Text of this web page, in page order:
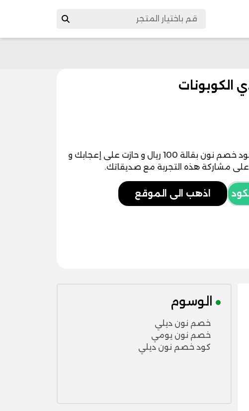
إذا قمت بإجراء تجربة الشراء بواسطة كود خصم نون بقالة 100 ريال و حازت على إعجابك و
مشاركة هذه التجربة مع صديقاتك.
اذهب الى الموقع
الوسوم
خصم نون ديلي
خصم نون يومي
كود خصم نون ديلي